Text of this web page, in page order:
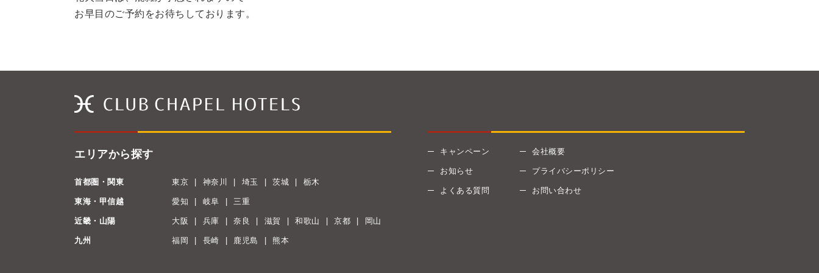
お早目のご予約をお待ちしております。
エリアから探す
首都圏・関東 東京 神奈川 埼玉 茨城 栃木
東海・甲信越 愛知 岐阜 三重
近畿・山陽 大阪 兵庫 奈良 滋賀 和歌山 京都 岡山
九州 福岡 長崎 鹿児島 熊本
キャンペーン
お知らせ
よくある質問
会社概要
プライバシーポリシー
お問い合わせ